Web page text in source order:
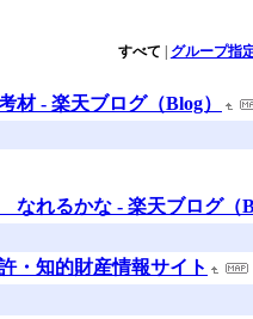
すべて グループ指
- 楽天ブログ（Blog）
れるかな - 楽天ブログ（
知的財産情報サイト